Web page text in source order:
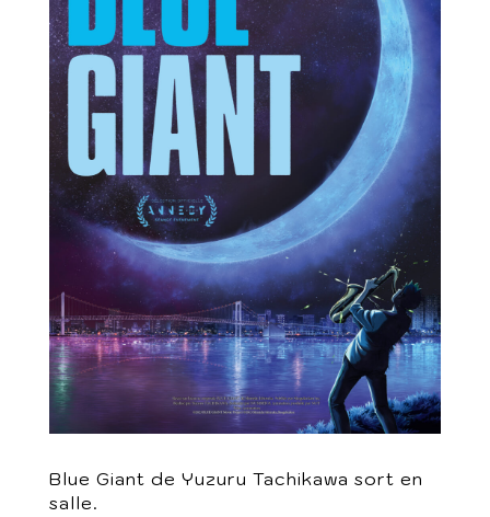
Blue Giant de Yuzuru Tachikawa sort en
salle.